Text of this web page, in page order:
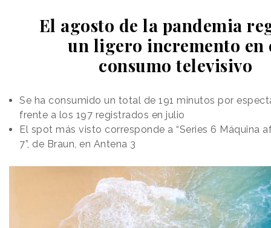
El agosto de la pandemia
un ligero incremento en
consumo televisivo
Se ha consumido un total de 191 minutos por
frente a los 197 registrados en julio
El spot más visto corresponde a “Series 6 Máquina
7”, de Braun, en Antena 3